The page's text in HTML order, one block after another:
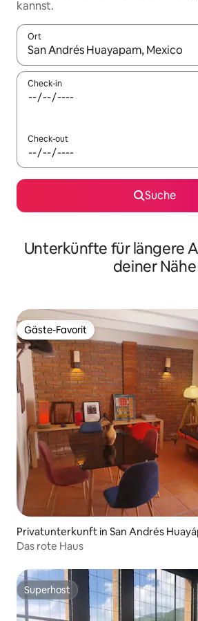
kannst.
Ort
Wenn Ergebnisse verfügbar sind,
Check-in
Check-out
Suche
Unterkünfte für längere
deiner Nähe
Gäste-Favorit
Gäste-Favorit
Privatunterkunft in San Andrés
Das rote Haus
Superhost
Superhost